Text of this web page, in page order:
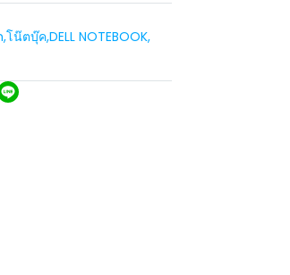
,โน๊ตบุ๊ค,DELL NOTEBOOK,